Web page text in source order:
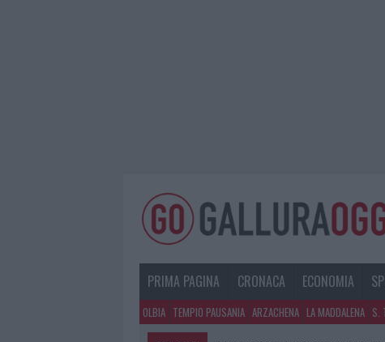
PRIMA PAGINA CRONACA ECONOMIA
OLBIA TEMPIO PAUSANIA ARZACHENA LA MADDALENA S.